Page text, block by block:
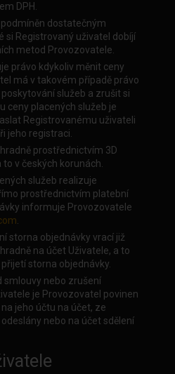
DPH.
dostatečným
si Registrovaný uživatel dobíjí
metod Provozovatele.
právo kdykoliv měnit ceny
má v takovém případě právo
služeb a zrušit si
ceny placených služeb je
Registrovanému uživateli
jeho registraci.
prostřednictvím 3D
v českých korunách.
služeb realizuje
prostřednictvím platební
informuje Provozovatele
storna objednávky vrací již
na účet Uživatele, a to
storna objednávky.
smlouvy nebo zrušení
je Provozovatel povinen
jeho účtu na účet, ze
nebo na účet sdělení